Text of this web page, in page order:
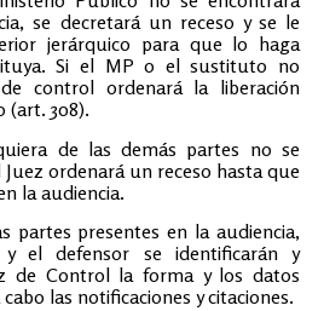
se decretará un receso y se le
jerárquico para que lo haga
Si el MP o el sustituto no
control ordenará la liberación
(art. 308).
de las demás partes no se
ordenará un receso hasta que
la audiencia.
partes presentes en la audiencia,
el defensor se identificarán y
de Control la forma y los datos
las notificaciones y citaciones.